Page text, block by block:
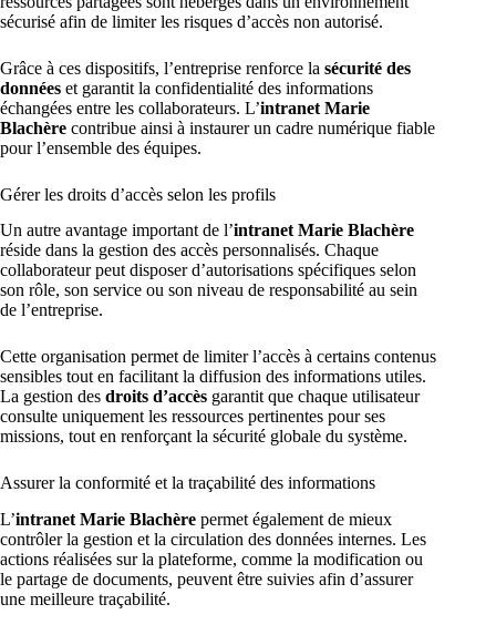
sécurisé afin de limiter les risques d’accès non autorisé.
Grâce à ces dispositifs, l’entreprise renforce la sécurité des
données et garantit la confidentialité des informations
échangées entre les collaborateurs. L’intranet Marie
Blachère contribue ainsi à instaurer un cadre numérique fiable
pour l’ensemble des équipes.
Gérer les droits d’accès selon les profils
Un autre avantage important de l’intranet Marie Blachère
réside dans la gestion des accès personnalisés. Chaque
collaborateur peut disposer d’autorisations spécifiques selon
son rôle, son service ou son niveau de responsabilité au sein
de l’entreprise.
Cette organisation permet de limiter l’accès à certains contenus
sensibles tout en facilitant la diffusion des informations utiles.
La gestion des droits d’accès garantit que chaque utilisateur
consulte uniquement les ressources pertinentes pour ses
missions, tout en renforçant la sécurité globale du système.
Assurer la conformité et la traçabilité des informations
L’intranet Marie Blachère permet également de mieux
contrôler la gestion et la circulation des données internes. Les
actions réalisées sur la plateforme, comme la modification ou
le partage de documents, peuvent être suivies afin d’assurer
une meilleure traçabilité.